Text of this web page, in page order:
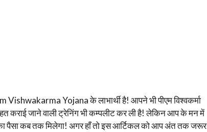
Vishwakarma Yojana के लाभार्थी है! आपने भी पीएम विश्वकर्मा
कराई जाने वाली ट्रेनिंग भी कम्पलीट कर ली है! लेकिन आप के मन में
पैसा कब तक मिलेगा! अगर हाँ तो इस आर्टिकल को आप अंत तक जरूर